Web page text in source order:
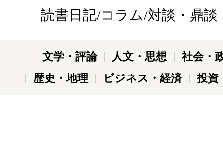
読書日記/コラム/対談・鼎談
文学・評論 人文・思想
社会・
歴史・地理
ビジネス・経済 投資